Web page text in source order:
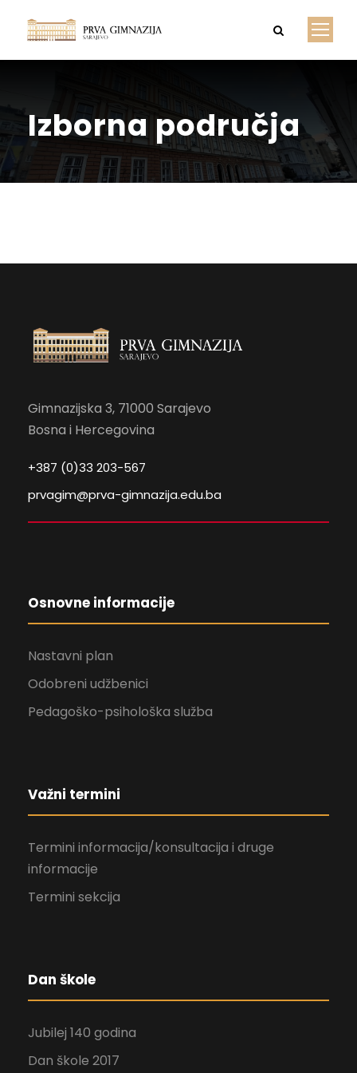
Izborna područja
Gimnazijska 3, 71000 Sarajevo
Bosna i Hercegovina
+387 (0)33 203-567
prvagim@prva-gimnazija.edu.ba
Osnovne informacije
Nastavni plan
Odobreni udžbenici
Pedagoško-psihološka služba
Važni termini
Termini informacija/konsultacija i druge
informacije
Termini sekcija
Dan škole
Jubilej 140 godina
Dan škole 2017